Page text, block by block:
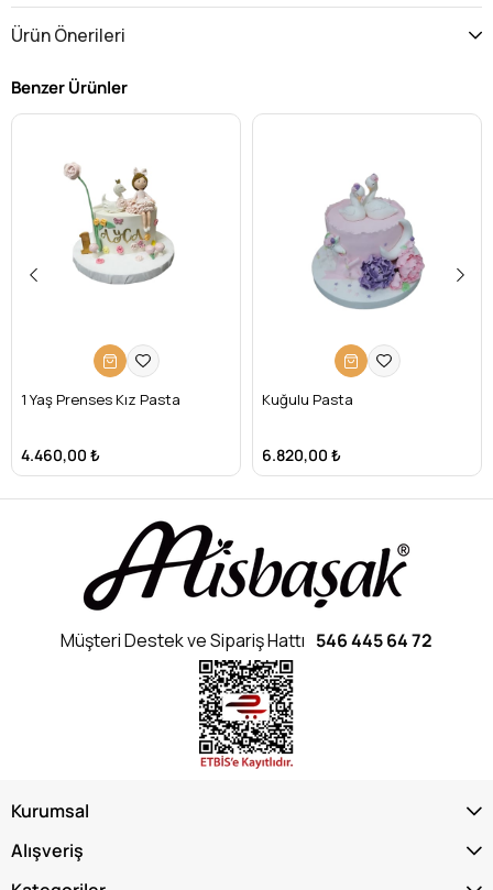
Ürün Önerileri
Benzer Ürünler
1 Yaş Prenses Kız Pasta
4.460,00 ₺
Kuğulu Pasta
6.820,00 ₺
Müşteri Destek ve Sipariş Hattı 546 445 64 72
Kurumsal
Alışveriş